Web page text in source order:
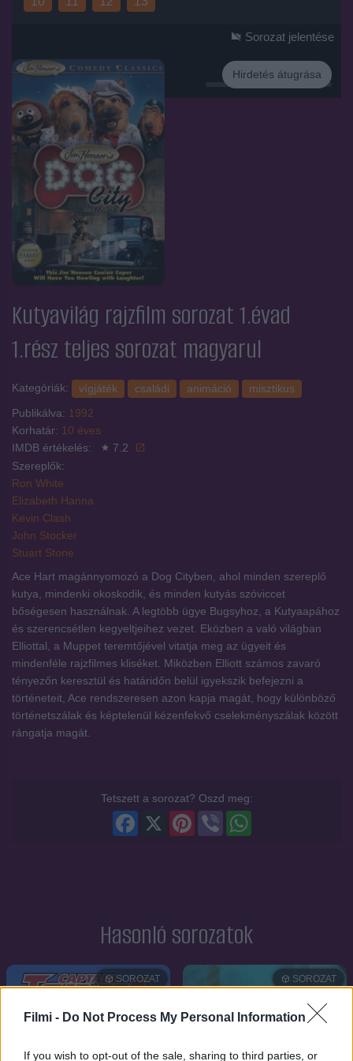
Filmi - Do Not Process My Personal Information
If you wish to opt-out of the sale, sharing to third parties, or
Hirdetés
Hirdetés átugrása
Sorozat jelentése
Kutyavilág rajzfilm sorozat 1.évad
1.rész teljes sorozat magyarul
Kategóriák: vígjáték családi animáció
misztikus
Publikálva: 1992
Korhatár: 10 éves
IMDB értékelés:
7.2
Szereplők:
Ron White
Elizabeth Hanna
Kevin Clash
John Stocker
Stuart Stone
Ace Hart magánnyomozó a Dog Cityben, ahol minden szereplő
kutya, mindenki okoskodik, és minden kutyás szóviccet
bőségesen használnak. A legtöbb ügye Bugsyhoz, a Kutyaapához
és szerencsétlen kegyeltjeihez vezet. Eközben a való világban
Elliottal, a Muppet teremtőjével vitatja meg az ügyeit és
mindenféle rajzfilmes kliséket. Miközben Elliott számos zavaró
tényezőn keresztül és határidőn belül igyekszik befejezni a
történeteit, Ace rendszeresen azon kapja magát, hogy különböző
történetszálak és képtelenül kézenfekvő cselekményszálak között
rángatja magát.
Tetszett a sorozat? Oszd meg:
Viber
Pinterest
Facebook
Hasonló sorozatok
SOROZAT SOROZAT